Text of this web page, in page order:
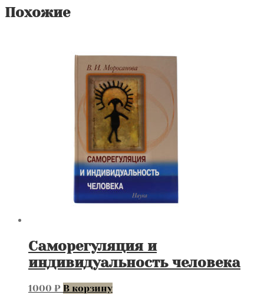
Похожие
Саморегуляция и
индивидуальность человека
1000 ₽ В корзину